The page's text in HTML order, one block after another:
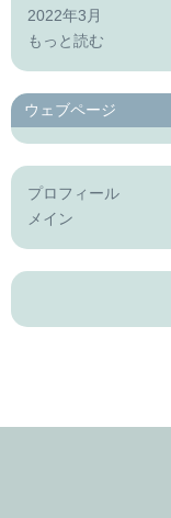
2022年3月
もっと読む
ウェブページ
プロフィール
メイン